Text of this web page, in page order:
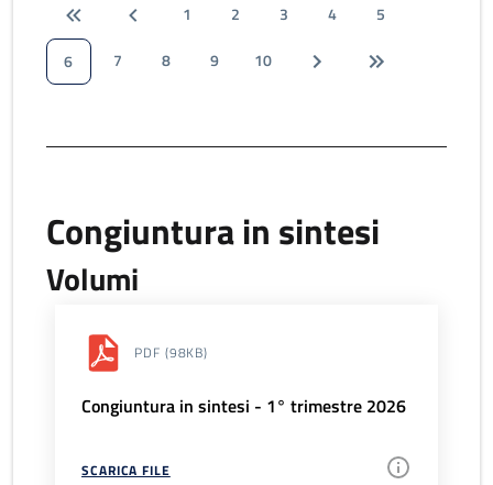
1 2 3 4
5
6
7 8 9 10
Congiuntura in sintesi
Volumi
PDF (98KB)
Congiuntura in sintesi - 1° trimestre 2026
SCARICA FILE